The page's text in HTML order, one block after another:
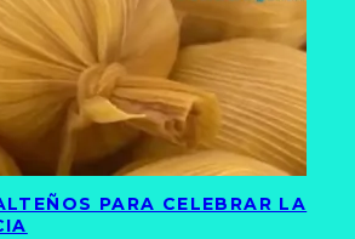
PARA CELEBRAR LA